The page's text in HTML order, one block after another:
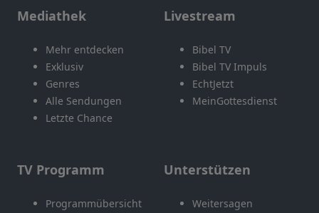
Mediathek
Mehr entdecken
Exklusiv
Genres
Alle Sendungen
Letzte Chance
Livestream
Bibel TV
Bibel TV Impuls
EchtJetzt
MeinGottesdienst
TV Programm
Programmübersicht
Unterstützen
Weitersagen